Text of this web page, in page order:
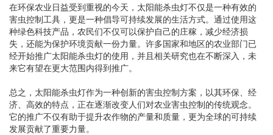
在环保农业日益受到重视的今天，太阳能杀虫灯不仅是一种有效的
害虫控制工具，更是一种倡导可持续发展的生活方式。通过使用这
种绿色科技产品，农民们不仅可以保护自己的庄稼，减少经济损
失，还能为保护环境贡献一份力量。许多国家和地区的农业部门已
经开始推广太阳能杀虫灯的使用，并且相关研究也在不断深入，未
来它有望在更大范围内得到推广。
总之，太阳能杀虫灯作为一种创新的害虫控制方案，以其环保、经
济、高效的特点，正在逐渐改变人们对农业害虫控制的传统观念。
它的推广不仅有助于提升农作物的产量和质量，更为全球的可持续
发展贡献了重要力量。